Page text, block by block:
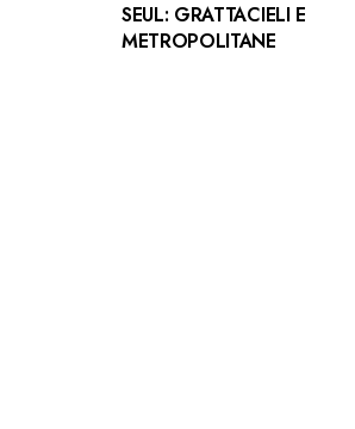
SEUL: GRATTACIELI E
METROPOLITANE